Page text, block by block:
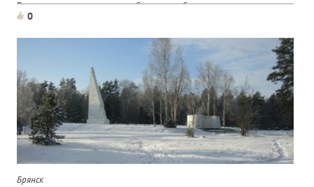
В залах музея можно увидеть большое собрание икон...
0
Брянск